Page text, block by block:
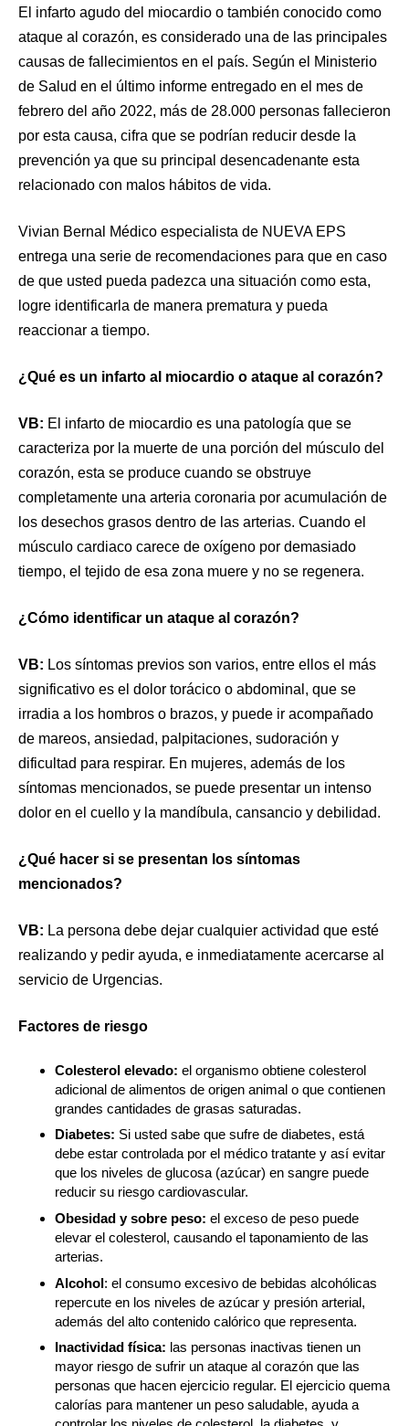
El infarto agudo del miocardio o también conocido como
ataque al corazón, es considerado una de las principales
causas de fallecimientos en el país. Según el Ministerio
de Salud en el último informe entregado en el mes de
febrero del año 2022, más de 28.000 personas fallecieron
por esta causa, cifra que se podrían reducir desde la
prevención ya que su principal desencadenante esta
relacionado con malos hábitos de vida.
Vivian Bernal Médico especialista de NUEVA EPS
entrega una serie de recomendaciones para que en caso
de que usted pueda padezca una situación como esta,
logre identificarla de manera prematura y pueda
reaccionar a tiempo.
¿Qué es un infarto al miocardio o ataque al corazón?
VB: El infarto de miocardio es una patología que se
caracteriza por la muerte de una porción del músculo del
corazón, esta se produce cuando se obstruye
completamente una arteria coronaria por acumulación de
los desechos grasos dentro de las arterias. Cuando el
músculo cardiaco carece de oxígeno por demasiado
tiempo, el tejido de esa zona muere y no se regenera.
¿Cómo identificar un ataque al corazón?
VB: Los síntomas previos son varios, entre ellos el más
significativo es el dolor torácico o abdominal, que se
irradia a los hombros o brazos, y puede ir acompañado
de mareos, ansiedad, palpitaciones, sudoración y
dificultad para respirar. En mujeres, además de los
síntomas mencionados, se puede presentar un intenso
dolor en el cuello y la mandíbula, cansancio y debilidad.
¿Qué hacer si se presentan los síntomas
mencionados?
VB: La persona debe dejar cualquier actividad que esté
realizando y pedir ayuda, e inmediatamente acercarse al
servicio de Urgencias.
Factores de riesgo
Colesterol elevado: el organismo obtiene colesterol
adicional de alimentos de origen animal o que contienen
grandes cantidades de grasas saturadas.
Diabetes: Si usted sabe que sufre de diabetes, está
debe estar controlada por el médico tratante y así evitar
que los niveles de glucosa (azúcar) en sangre puede
reducir su riesgo cardiovascular.
Obesidad y sobre peso: el exceso de peso puede
elevar el colesterol, causando el taponamiento de las
arterias.
Alcohol: el consumo excesivo de bebidas alcohólicas
repercute en los niveles de azúcar y presión arterial,
además del alto contenido calórico que representa.
Inactividad física: las personas inactivas tienen un
mayor riesgo de sufrir un ataque al corazón que las
personas que hacen ejercicio regular. El ejercicio quema
calorías para mantener un peso saludable, ayuda a